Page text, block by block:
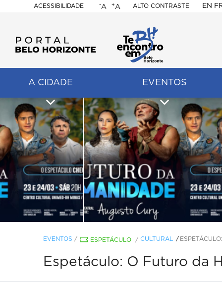
ACESSIBILIDADE
BELO
HORIZONTE
-A +A ALTO CONTRASTE EN
A CIDADE EVENTOS
EVENTOS / ESPETÁCULO / CULTURAL
Espetáculo: O Futuro da